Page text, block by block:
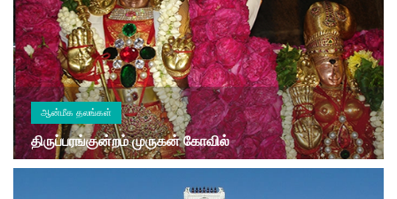
ஆன்மீக தலங்கள்
திருப்பரங்குன்றம் முருகன் கோவில்